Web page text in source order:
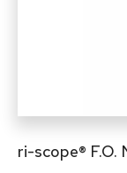
ri-scope® F.O.